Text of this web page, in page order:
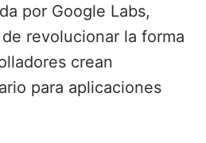
por Google Labs,
revolucionar la forma
crean
para aplicaciones